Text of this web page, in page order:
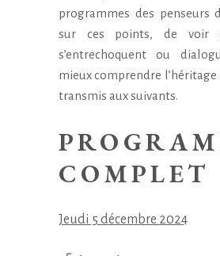
programmes des penseurs
sur ces points, de voir
s’entrechoquent ou
mieux comprendre l’héritage
transmis aux suivants.
COMPLET
Jeudi 5 décembre 2024